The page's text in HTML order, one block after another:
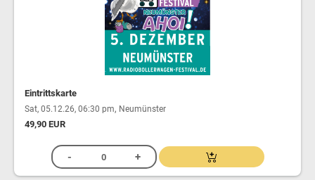
Eintrittskarte
Sat, 05.12.26, 06:30 pm, Neumünster
49,90 EUR